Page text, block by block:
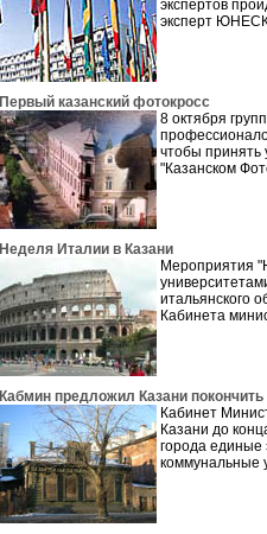
экспертов
эксперт
Первый казанский фотокросс
8 октября
чтобы принять
"Казанском
Неделя Италии в Казани
Мероприятия
итальянского
Кабинета
Кабмин предложил Казани
Кабинет
Казани до
города единые
коммунальные